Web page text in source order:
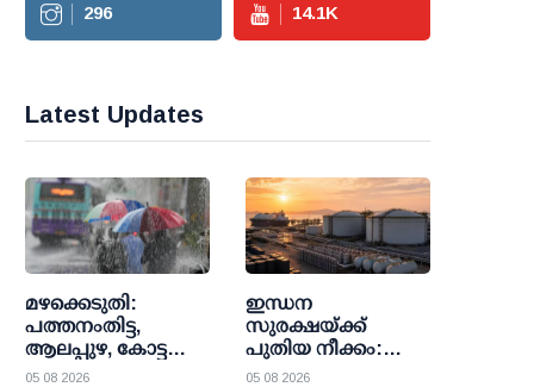
296 14.1K
Latest Updates
മഴക്കെടുതി:
പത്തനംതിട്ട,
ആലപ്പുഴ, കോട്ടയം
ജില്ലകളിലെ
05 08 2026
ഇന്ധന
സുരക്ഷയ്ക്ക്
പുതിയ നീക്കം:
എല്‍.പി.ജി,
05 08 2026